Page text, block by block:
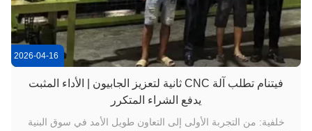
2026-04-16
فيتنام تطلب آلة CNC ثانية لتعزيز الجابيون | الأداء المثبت
يدفع الشراء المتكرر
خلفية: من التجربة الأولى إلى التعاون طويل الأمد في سوق البنية